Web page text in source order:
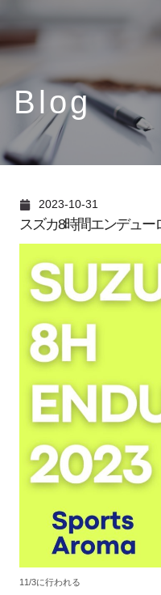
Blog
2023-10-31
スズカ8時間エンデュ
11/3に行われる